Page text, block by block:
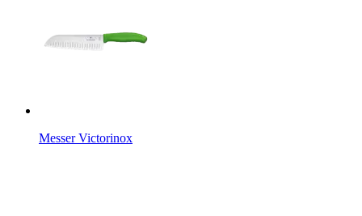
Messer Victorinox